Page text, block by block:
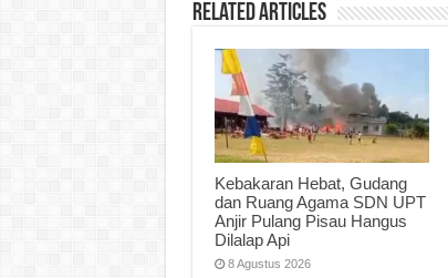
Related Articles
Kebakaran Hebat, Gudang
dan Ruang Agama SDN UPT
Anjir Pulang Pisau Hangus
Dilalap Api
8 Agustus 2026